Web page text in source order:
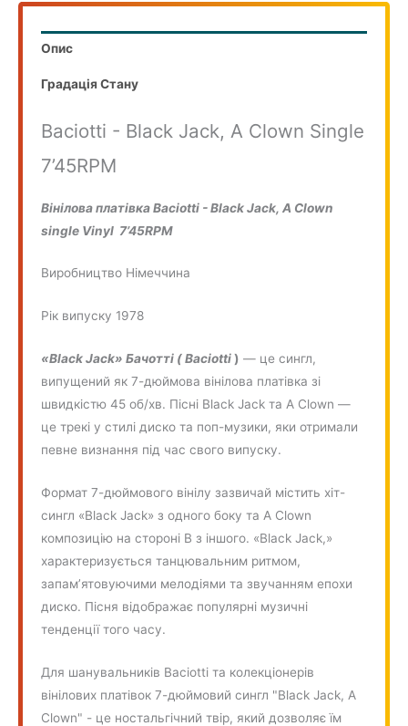
Опис
Градація Стану
Baciotti - Black Jack, A Clown Single
7’45RPM
Вінілова платівка Baciotti - Black Jack, A Clown
single Vinyl 7’45RPM
Виробництво Німеччина
Рік випуску 1978
«Black Jack» Бачотті ( Baciotti) — це сингл,
випущений як 7-дюймова вінілова платівка зі
швидкістю 45 об/хв. Пісні Black Jack та A Clown —
це трекі у стилі диско та поп-музики, яки отримали
певне визнання під час свого випуску.
Формат 7-дюймового вінілу зазвичай містить хіт-
сингл «Black Jack» з одного боку та A Clown
композицію на стороні B з іншого. «Black Jack,»
характеризується танцювальним ритмом,
запам’ятовуючими мелодіями та звучанням епохи
диско. Пісня відображає популярні музичні
тенденції того часу.
Для шанувальників Baciotti та колекціонерів
вінілових платівок 7-дюймовий сингл "Black Jack, A
Clown" - це ностальгічний твір, який дозволяє їм